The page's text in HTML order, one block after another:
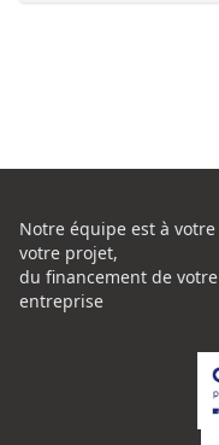
Notre équipe est à
votre projet,
du financement de
entreprise